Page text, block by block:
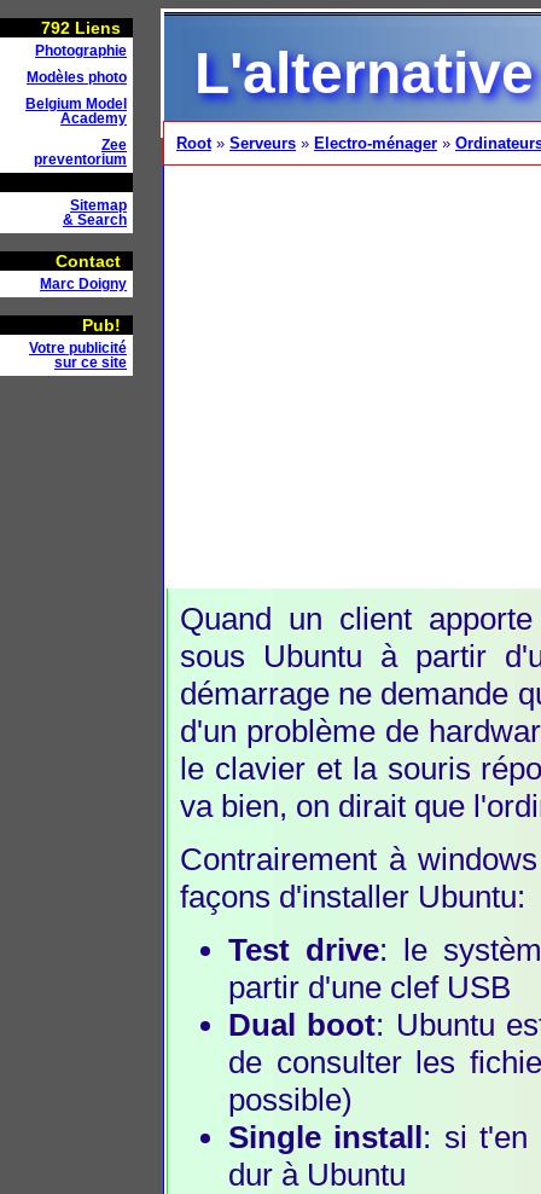
792 Liens
Photographie
Modèles photo
Belgium Model
Academy
Zee
preventorium
Sitemap
& Search
Contact
Marc Doigny
Pub!
Votre publicité
sur ce site
Root» Serveurs » Electro-ménager »
Quand un client
sous Ubuntu à partir
démarrage ne demande
d'un problème de
le clavier et la souris
va bien, on dirait que
Contrairement à
façons d'installer Ubuntu:
Test drive: le
partir d'une clef USB
Dual boot: Ubuntu
de consulter les
possible)
Single install: si t'en
dur à Ubuntu